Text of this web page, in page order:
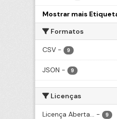
Mostrar mais
Formatos
CSV - 9
JSON - 9
Licenças
Licença Aberta... - 9